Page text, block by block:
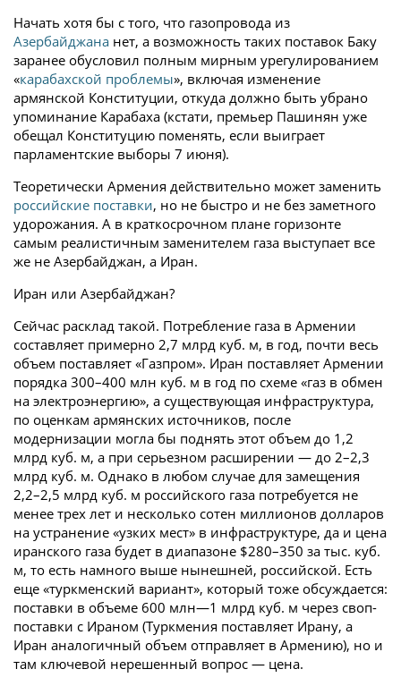
Начать хотя бы с того, что газопровода из
Азербайджана нет, а возможность таких поставок Баку
заранее обусловил полным мирным урегулированием
«карабахской проблемы», включая изменение
армянской Конституции, откуда должно быть убрано
упоминание Карабаха (кстати, премьер Пашинян уже
обещал Конституцию поменять, если выиграет
парламентские выборы 7 июня).
Теоретически Армения действительно может заменить
российские поставки, но не быстро и не без заметного
удорожания. А в краткосрочном плане горизонте
самым реалистичным заменителем газа выступает все
же не Азербайджан, а Иран.
Иран или Азербайджан?
Сейчас расклад такой. Потребление газа в Армении
составляет примерно 2,7 млрд куб. м, в год, почти весь
объем поставляет «Газпром». Иран поставляет Армении
порядка 300–400 млн куб. м в год по схеме «газ в обмен
на электроэнергию», а существующая инфраструктура,
по оценкам армянских источников, после
модернизации могла бы поднять этот объем до 1,2
млрд куб. м, а при серьезном расширении — до 2–2,3
млрд куб. м. Однако в любом случае для замещения
2,2–2,5 млрд куб. м российского газа потребуется не
менее трех лет и несколько сотен миллионов долларов
на устранение «узких мест» в инфраструктуре, да и цена
иранского газа будет в диапазоне $280–350 за тыс. куб.
м, то есть намного выше нынешней, российской. Есть
еще «туркменский вариант», который тоже обсуждается:
поставки в объеме 600 млн—1 млрд куб. м через своп-
поставки с Ираном (Туркмения поставляет Ирану, а
Иран аналогичный объем отправляет в Армению), но и
там ключевой нерешенный вопрос — цена.